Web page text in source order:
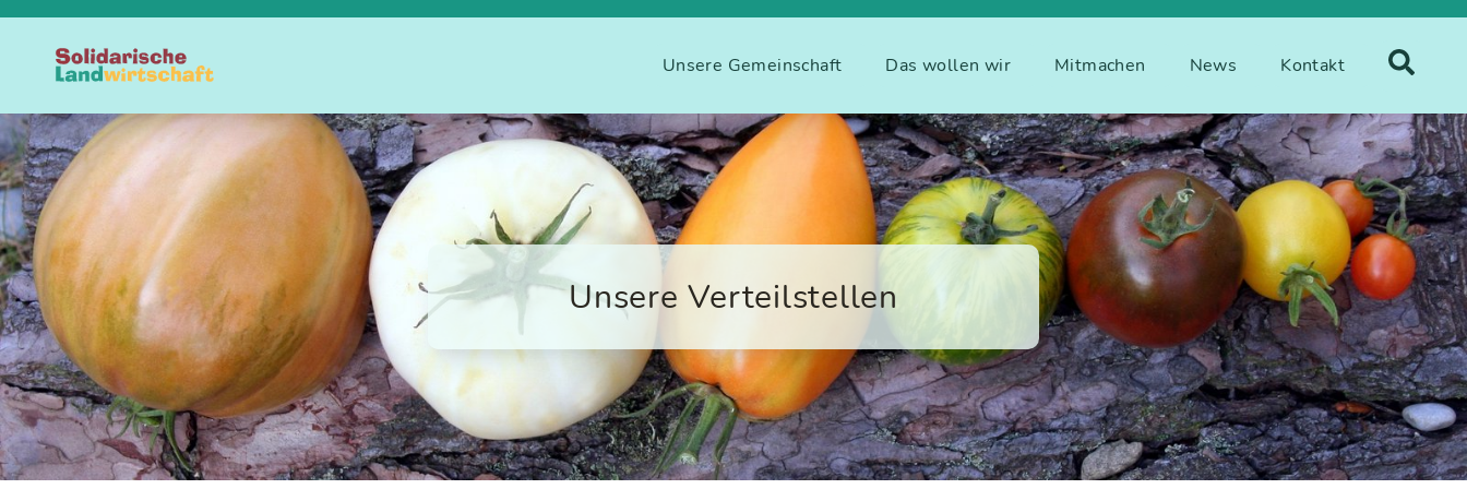
Unsere Gemeinschaft Das wollen wir Mitmachen News Kontakt
Unsere Verteilstellen